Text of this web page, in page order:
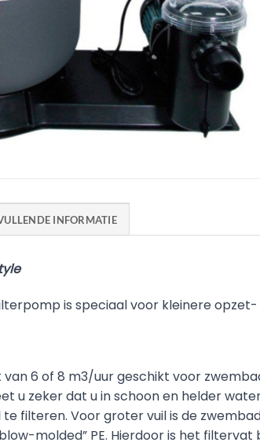
INFORMATIE
is speciaal voor kleinere
6 of 8 m3/uur geschikt voor
u zeker dat u in schoon en helder
filteren. Voor groter vuil is de
molded” PE. Hierdoor is het